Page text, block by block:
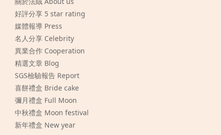
好評分享 5 star rating
媒體報導 Press
名人分享 Celebrity
異業合作 Cooperation
精選文章 Blog
SGS檢驗報告 Report
喜餅禮盒 Bride cake
彌月禮盒 Full Moon
中秋禮盒 Moon festival
新年禮盒 New year